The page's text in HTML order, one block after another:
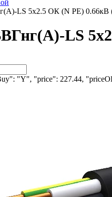
LS 5х2.5 ОК (N PE) 0.66кВ
LS
"Y", "price": 227.44,